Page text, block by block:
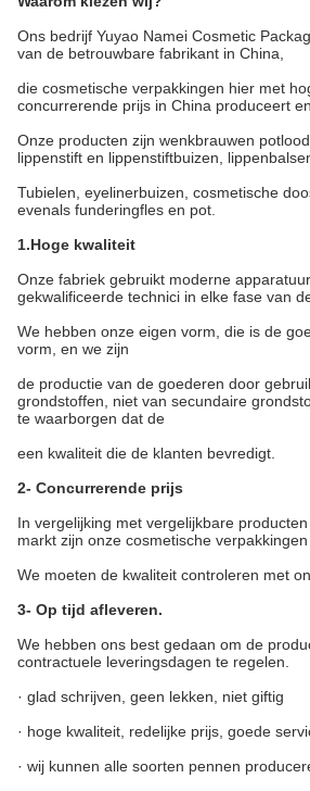
Ons bedrijf Yuyao Namei Cosmetic
van de betrouwbare fabrikant in China,
die cosmetische verpakkingen hier met
concurrerende prijs in China produceert
Onze producten zijn wenkbrauwen
lippenstift en lippenstiftbuizen,
Tubielen, eyelinerbuizen, cosmetische
evenals funderingfles en pot.
1.Hoge kwaliteit
Onze fabriek gebruikt moderne
gekwalificeerde technici in elke fase van
We hebben onze eigen vorm, die is de
vorm, en we zijn
de productie van de goederen door
grondstoffen, niet van secundaire
te waarborgen dat de
een kwaliteit die de klanten bevredigt.
2- Concurrerende prijs
In vergelijking met vergelijkbare
markt zijn onze cosmetische
We moeten de kwaliteit controleren met
3- Op tijd afleveren.
We hebben ons best gedaan om de
contractuele leveringsdagen te regelen.
· glad schrijven, geen lekken, niet giftig
· hoge kwaliteit, redelijke prijs, goede
· wij kunnen alle soorten pennen